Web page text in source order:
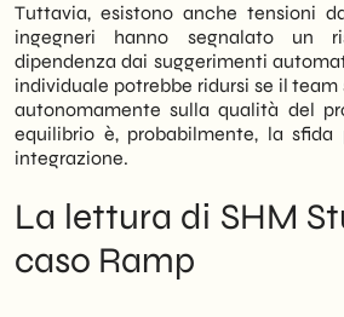
Tuttavia, esistono anche tensioni
ingegneri hanno segnalato un
dipendenza dai suggerimenti
individuale potrebbe ridursi se il
autonomamente sulla qualità del
equilibrio è, probabilmente, la sfida
integrazione.
La lettura di SHM
caso Ramp